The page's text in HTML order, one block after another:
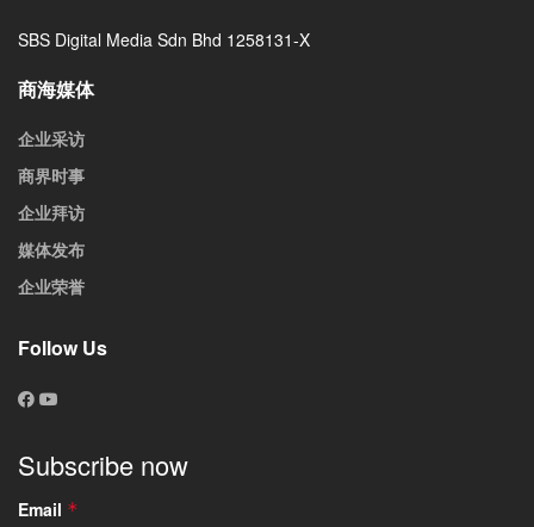
SBS Digital Media Sdn Bhd 1258131-X
商海媒体
企业采访
商界时事
企业拜访
媒体发布
企业荣誉
Follow Us
Subscribe now
Email *